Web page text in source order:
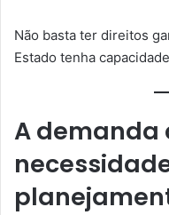
Não basta ter direitos
Estado tenha
A demanda